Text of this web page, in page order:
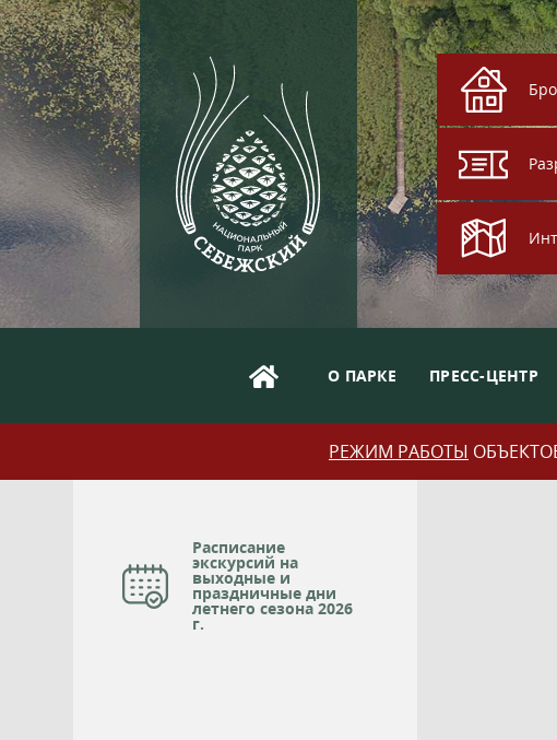
О ПАРКЕ ПРЕСС-ЦЕНТР
РЕЖИМ РАБОТЫ
Расписание
экскурсий на
выходные и
праздничные дни
летнего сезона 2026
г.